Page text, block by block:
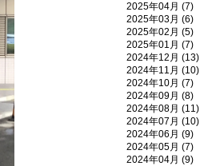
2025年04月 (7)
2025年03月 (6)
2025年02月 (5)
2025年01月 (7)
2024年12月 (13)
2024年11月 (10)
2024年10月 (7)
2024年09月 (8)
2024年08月 (11)
2024年07月 (10)
2024年06月 (9)
2024年05月 (7)
2024年04月 (9)